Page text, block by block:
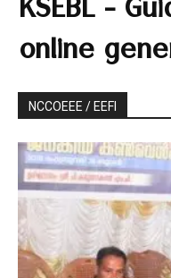
KSEBL -
online
NCCOEEE / EEFI